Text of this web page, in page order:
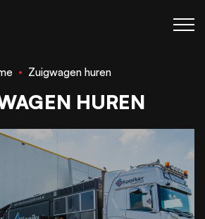
Zuigwagen huren
HUREN